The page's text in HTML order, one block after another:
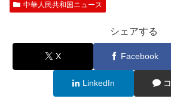
中華人民共和国ニュース
シェアする
X Facebook
LinkedIn